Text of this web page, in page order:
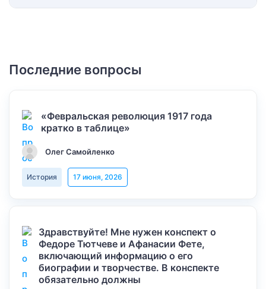
Последние вопросы
«Февральская революция 1917 года
кратко в таблице»
Олег Самойленко
История 17 июня, 2026
Здравствуйте! Мне нужен конспект о
Федоре Тютчеве и Афанасии Фете,
включающий информацию о его
биографии и творчестве. В конспекте
обязательно должны